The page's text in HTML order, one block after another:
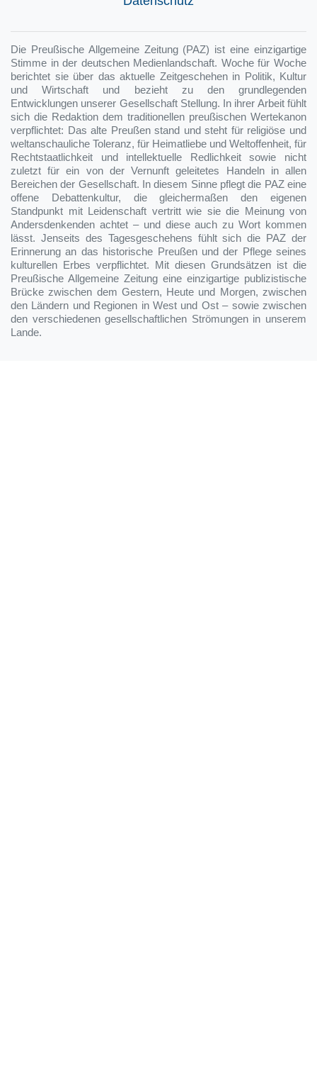
Die Preußische Allgemeine Zeitung (PAZ) ist eine einzigartige
Stimme in der deutschen Medienlandschaft. Woche für Woche
berichtet sie über das aktuelle Zeitgeschehen in Politik, Kultur
und Wirtschaft und bezieht zu den grundlegenden
Entwicklungen unserer Gesellschaft Stellung. In ihrer Arbeit fühlt
sich die Redaktion dem traditionellen preußischen Wertekanon
verpflichtet: Das alte Preußen stand und steht für religiöse und
weltanschauliche Toleranz, für Heimatliebe und Weltoffenheit, für
Rechtstaatlichkeit und intellektuelle Redlichkeit sowie nicht
zuletzt für ein von der Vernunft geleitetes Handeln in allen
Bereichen der Gesellschaft. In diesem Sinne pflegt die PAZ eine
offene Debattenkultur, die gleichermaßen den eigenen
Standpunkt mit Leidenschaft vertritt wie sie die Meinung von
Andersdenkenden achtet – und diese auch zu Wort kommen
lässt. Jenseits des Tagesgeschehens fühlt sich die PAZ der
Erinnerung an das historische Preußen und der Pflege seines
kulturellen Erbes verpflichtet. Mit diesen Grundsätzen ist die
Preußische Allgemeine Zeitung eine einzigartige publizistische
Brücke zwischen dem Gestern, Heute und Morgen, zwischen
den Ländern und Regionen in West und Ost – sowie zwischen
den verschiedenen gesellschaftlichen Strömungen in unserem
Lande.